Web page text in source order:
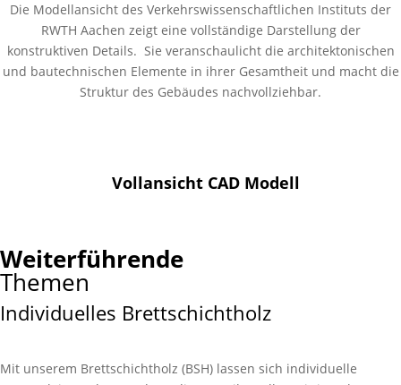
Die Modellansicht des Verkehrswissenschaftlichen Instituts der
RWTH Aachen zeigt eine vollständige Darstellung der
konstruktiven Details. Sie veranschaulicht die architektonischen
und bautechnischen Elemente in ihrer Gesamtheit und macht die
Struktur des Gebäudes nachvollziehbar.
Vollansicht CAD Modell
Weiterführende
Themen
Individuelles Brettschichtholz
Mit unserem Brett­schicht­holz (BSH) lassen sich indivi­duelle